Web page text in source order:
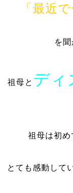
「最近
を
祖母と ディ
祖母は初め
とても感動して